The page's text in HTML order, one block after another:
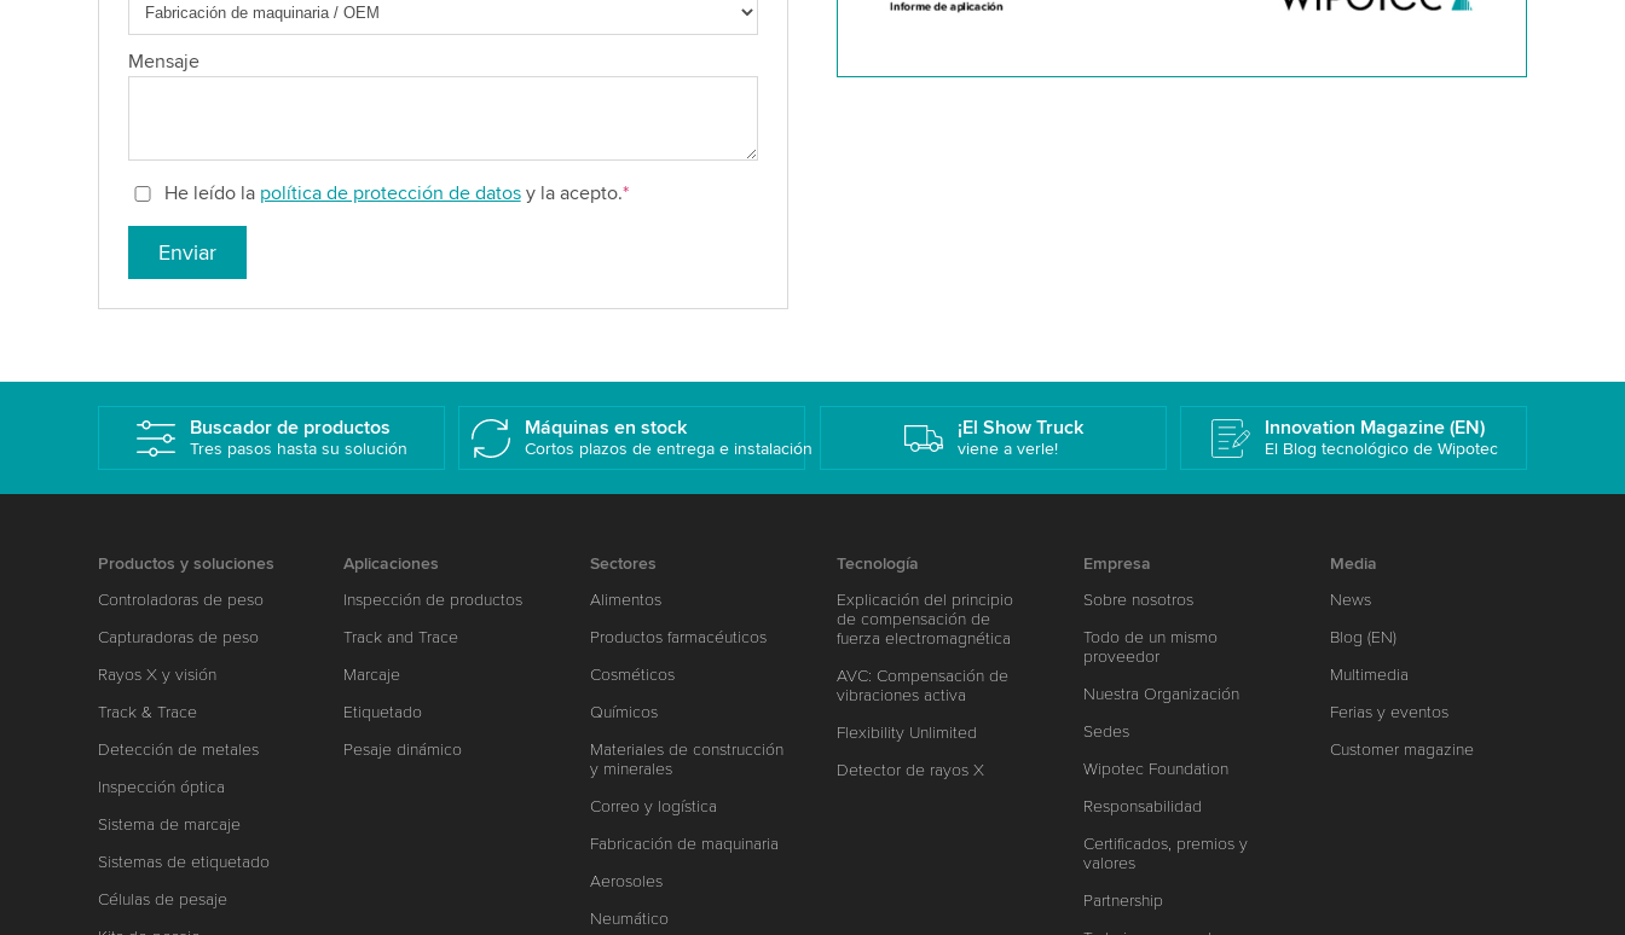
Mensaje
He leído la política de protección de datosy la acepto.*
Enviar
Buscador de productos
Tres pasos hasta su solución
Máquinas en stock
Cortos plazos de entrega e instalación
¡El Show Truck
viene a verle!
Innovation Magazine (EN)
El Blog tecnológico de Wipotec
Productos y soluciones
Controladoras de peso
Capturadoras de peso
Rayos X y visión
Track & Trace
Detección de metales
Inspección óptica
Sistema de marcaje
Sistemas de etiquetado
Células de pesaje
Aplicaciones
Inspección de productos
Track and Trace
Marcaje
Etiquetado
Pesaje dinámico
Sectores
Alimentos
Productos farmacéuticos
Cosméticos
Químicos
Materiales de construcción
y minerales
Correo y logística
Fabricación de maquinaria
Aerosoles
Neumático
Tecnología
Explicación del principio
de compensación de
fuerza electromagnética
AVC: Compensación de
vibraciones activa
Flexibility Unlimited
Detector de rayos X
Empresa
Sobre nosotros
Todo de un mismo
proveedor
Nuestra Organización
Sedes
Wipotec Foundation
Responsabilidad
Certificados, premios y
valores
Partnership
Media
News
Blog (EN)
Multimedia
Ferias y eventos
Customer magazine